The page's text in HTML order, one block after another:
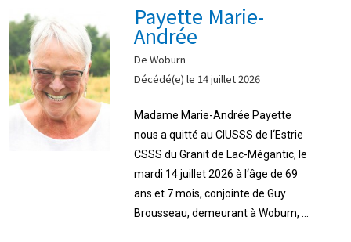
Payette Marie-
Andrée
De Woburn
Décédé(e) le 14 juillet 2026
Madame Marie-Andrée Payette
nous a quitté au CIUSSS de l‘Estrie
CSSS du Granit de Lac-Mégantic, le
mardi 14 juillet 2026 à l‘âge de 69
ans et 7 mois, conjointe de Guy
Brousseau, demeurant à Woburn, ...